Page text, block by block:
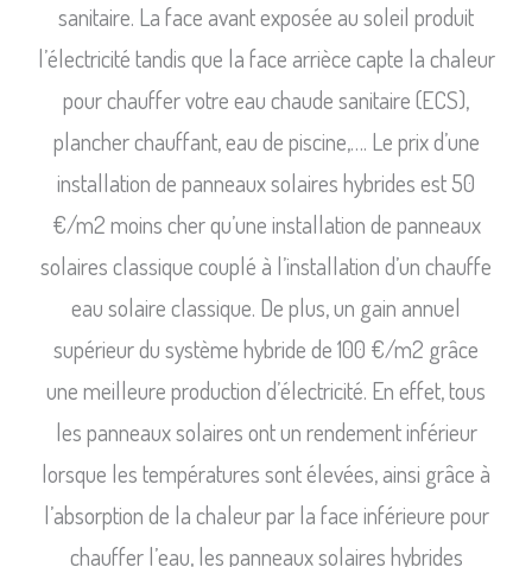
sanitaire. La face avant exposée au soleil produit
l’électricité tandis que la face arrièce capte la chaleur
pour chauffer votre eau chaude sanitaire (ECS),
plancher chauffant, eau de piscine,…. Le prix d’une
installation de panneaux solaires hybrides est 50
€/m2 moins cher qu’une installation de panneaux
solaires classique couplé à l’installation d’un chauffe
eau solaire classique. De plus, un gain annuel
supérieur du système hybride de 100 €/m2 grâce
une meilleure production d’électricité. En effet, tous
les panneaux solaires ont un rendement inférieur
lorsque les températures sont élevées, ainsi grâce à
l’absorption de la chaleur par la face inférieure pour
chauffer l’eau, les panneaux solaires hybrides